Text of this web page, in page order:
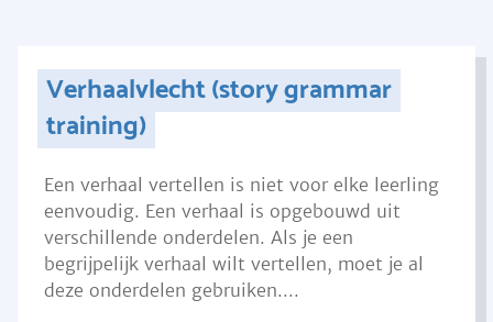
Verhaalvlecht (story grammar
training)
Een verhaal vertellen is niet voor elke leerling
eenvoudig. Een verhaal is opgebouwd uit
verschillende onderdelen. Als je een
begrijpelijk verhaal wilt vertellen, moet je al
deze onderdelen gebruiken....